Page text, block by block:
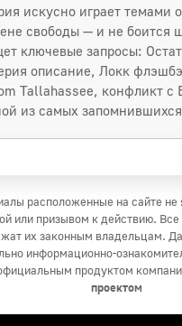
искусно играет темами
свободы — и не боится
ключевые запросы:
описание, Локк
Tallahassee, конфликт с
из самых
расположенные на сайте не
или призывом к действию. Все
их законным владельцам.
информационно-
продуктом
проектом